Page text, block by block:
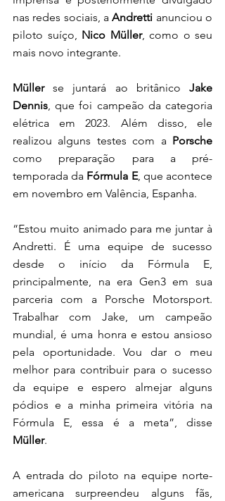
nas redes sociais, a Andretti anunciou o
piloto suíço, Nico Müller, como o seu
mais novo integrante.
Müller se juntará ao britânico Jake
Dennis, que foi campeão da categoria
elétrica em 2023. Além disso, ele
realizou alguns testes com a Porsche
como preparação para a pré-
temporada da Fórmula E, que acontece
em novembro em Valência, Espanha.
“Estou muito animado para me juntar à
Andretti. É uma equipe de sucesso
desde o início da Fórmula E,
principalmente, na era Gen3 em sua
parceria com a Porsche Motorsport.
Trabalhar com Jake, um campeão
mundial, é uma honra e estou ansioso
pela oportunidade. Vou dar o meu
melhor para contribuir para o sucesso
da equipe e espero almejar alguns
pódios e a minha primeira vitória na
Müller.
A entrada do piloto na equipe norte-
americana surpreendeu alguns fãs,